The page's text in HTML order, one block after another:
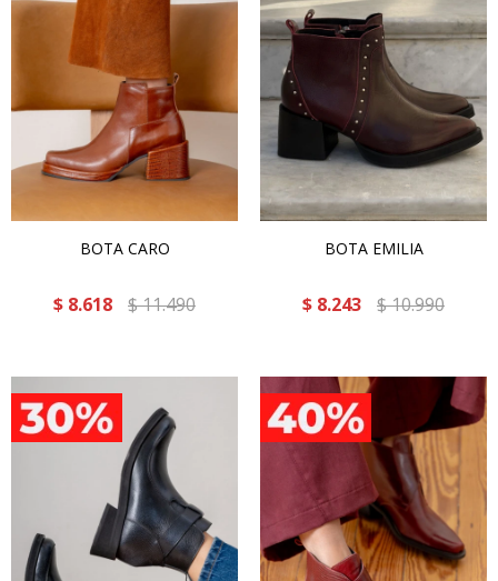
BOTA CARO
$ 8.618 $11.490
BOTA EMILIA
$ 8.243 $10.990